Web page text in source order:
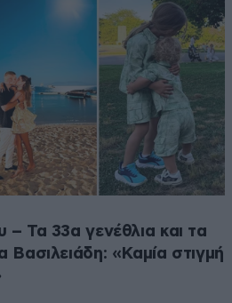
– Τα 33α γενέθλια και τα
Βασιλειάδη: «Καμία στιγμή